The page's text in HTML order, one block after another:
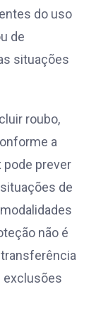
do uso
de
situações
roubo,
a
pode prever
de
não é
exclusões